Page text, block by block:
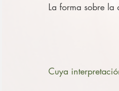
La forma sobre la
Cuya